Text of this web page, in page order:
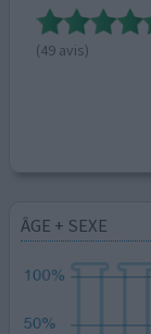
(49 avis)
ÂGE + SEXE